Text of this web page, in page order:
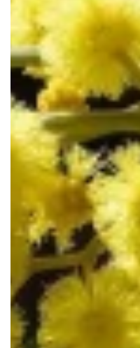
Saint-Vincent-de-Paul
Talence